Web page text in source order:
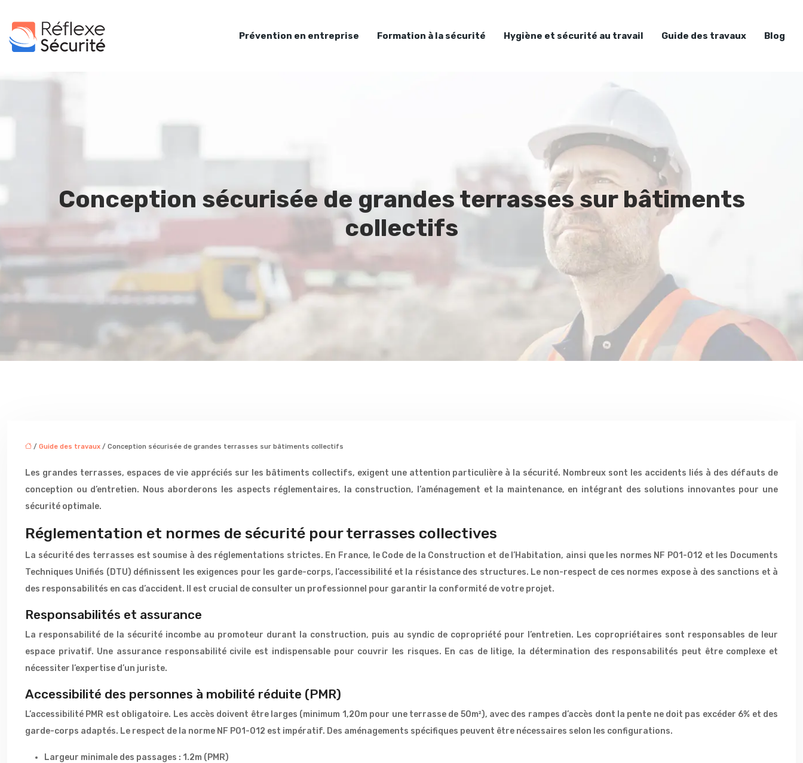
Prévention en entreprise Formation à la sécurité Hygiène et sécurité au travail Guide des travaux Blog
Conception sécurisée de grandes terrasses sur bâtiments
collectifs
/ Guide des travaux / Conception sécurisée de grandes terrasses sur bâtiments collectifs
Les grandes terrasses, espaces de vie appréciés sur les bâtiments collectifs, exigent une attention particulière à la sécurité. Nombreux sont les accidents liés à des défauts de
conception ou d’entretien. Nous aborderons les aspects réglementaires, la construction, l’aménagement et la maintenance, en intégrant des solutions innovantes pour une
sécurité optimale.
Réglementation et normes de sécurité pour terrasses collectives
La sécurité des terrasses est soumise à des réglementations strictes. En France, le Code de la Construction et de l’Habitation, ainsi que les normes NF P01-012 et les Documents
Techniques Unifiés (DTU) définissent les exigences pour les garde-corps, l’accessibilité et la résistance des structures. Le non-respect de ces normes expose à des sanctions et à
des responsabilités en cas d’accident. Il est crucial de consulter un professionnel pour garantir la conformité de votre projet.
Responsabilités et assurance
La responsabilité de la sécurité incombe au promoteur durant la construction, puis au syndic de copropriété pour l’entretien. Les copropriétaires sont responsables de leur
espace privatif. Une assurance responsabilité civile est indispensable pour couvrir les risques. En cas de litige, la détermination des responsabilités peut être complexe et
nécessiter l’expertise d’un juriste.
Accessibilité des personnes à mobilité réduite (PMR)
L’accessibilité PMR est obligatoire. Les accès doivent être larges (minimum 1,20m pour une terrasse de 50m²), avec des rampes d’accès dont la pente ne doit pas excéder 6% et des
garde-corps adaptés. Le respect de la norme NF P01-012 est impératif. Des aménagements spécifiques peuvent être nécessaires selon les configurations.
Largeur minimale des passages : 1.2m (PMR)